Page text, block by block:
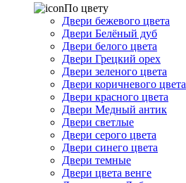
По цвету
Двери бежевого цвета
Двери Белёный дуб
Двери белого цвета
Двери Грецкий орех
Двери зеленого цвета
Двери коричневого цвета
Двери красного цвета
Двери Медный антик
Двери светлые
Двери серого цвета
Двери синего цвета
Двери темные
Двери цвета венге